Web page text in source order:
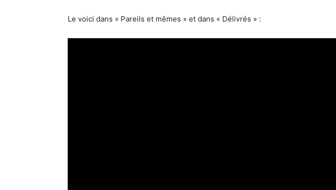
Le voici dans « Pareils et mêmes » et dans « Délivrés » :